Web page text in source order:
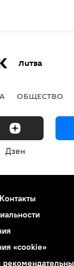
Литва
ОБЩЕСТВО
Дзен
Контакты
«cookie»